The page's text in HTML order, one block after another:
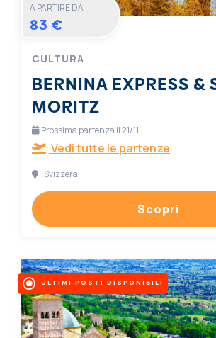
A PARTIRE DA
83 €
CULTURA
BERNINA EXPRESS &
MORITZ
Prossima partenza il 21/11
Vedi tutte le partenze
Svizzera
Scopri
ULTIMI POSTI DISPONIBILI